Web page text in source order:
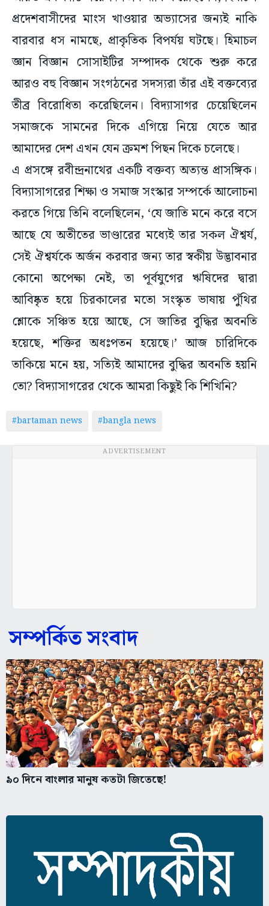
প্রদেশবাসীদের মাংস খাওয়ার অভ্যাসের জন্যই নাকি
বারবার ধস নামছে, প্রাকৃতিক বিপর্যয় ঘটছে। হিমাচল
জ্ঞান বিজ্ঞান সোসাইটির সম্পাদক থেকে শুরু করে
আরও বহু বিজ্ঞান সংগঠনের সদস্যরা তাঁর এই বক্তব্যের
তীব্র বিরোধিতা করেছিলেন। বিদ্যাসাগর চেয়েছিলেন
সমাজকে সামনের দিকে এগিয়ে নিয়ে যেতে আর
আমাদের দেশ এখন যেন ক্রমশ পিছন দিকে চলেছে।
এ প্রসঙ্গে রবীন্দ্রনাথের একটি বক্তব্য অত্যন্ত প্রাসঙ্গিক।
বিদ্যাসাগরের শিক্ষা ও সমাজ সংস্কার সম্পর্কে আলোচনা
করতে গিয়ে তিনি বলেছিলেন, ‘যে জাতি মনে করে বসে
আছে যে অতীতের ভাণ্ডারের মধ্যেই তার সকল ঐশ্বর্য,
সেই ঐশ্বর্যকে অর্জন করবার জন্য তার স্বকীয় উদ্ভাবনার
কোনো অপেক্ষা নেই, তা পূর্বযুগের ঋষিদের দ্বারা
আবিষ্কৃত হয়ে চিরকালের মতো সংস্কৃত ভাষায় পুঁথির
শ্লোকে সঞ্চিত হয়ে আছে, সে জাতির বুদ্ধির অবনতি
হয়েছে, শক্তির অধঃপতন হয়েছে।’ আজ চারিদিকে
তাকিয়ে মনে হয়, সত্যিই আমাদের বুদ্ধির অবনতি হয়নি
তো? বিদ্যাসাগরের থেকে আমরা কিছুই কি শিখিনি?
#bartaman news #bangla news
ADVERTISEMENT
সম্পর্কিত সংবাদ
৯০ দিনে বাংলার মানুষ কতটা জিতেছে!